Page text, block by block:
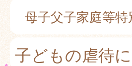
母子父子家庭等特
子どもの虐待